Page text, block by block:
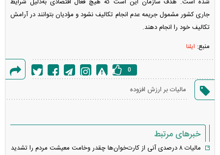
جاری کشور مشمول جریمه عدم انجام تکالیف نشود و مؤدیان بتوانند در آرامش
تکالیف خود را انجام دهند.
منبع: ایلنا
خطا
0
مالیات بر ارزش افزوده
خبرهای مرتبط
مالیات ۸ درصدی آنی از کارت‌خوان‌ها چقدر وخامت معیشت مردم را تشدید